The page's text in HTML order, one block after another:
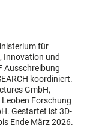
für
Innovation und
Ausschreibung
koordiniert.
GmbH,
Forschung
Gestartet ist 3D-
Ende März 2026.